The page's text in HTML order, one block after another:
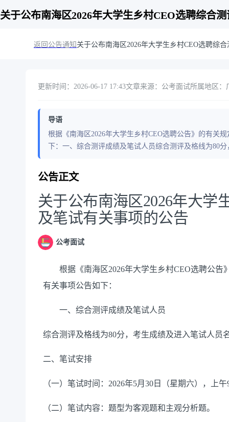
关于公布南海区2026年大学生乡村CEO选聘综合
返回公告通知 关于公布南海区2026年大学生乡村CEO选聘综
更新时间：2026-06-17 17:43文章来源：公考面试所属地区：
导语
根据《南海区2026年大学生乡村CEO选聘公告》的有关
下：一、综合测评成绩及笔试人员综合测评及格线为80
公告正文
关于公布南海区2026年大学
及笔试有关事项的公告
公考面试
根据《南海区2026年大学生乡村CEO选聘公告
有关事项公告如下：
一、 综合测评成绩及笔试人员
综合测评及格线为80分，考生成绩及进入笔试人员
二、 笔试安排
（一）笔试时间： 2026年5月 30 日（星期六），上午
（二）笔试内容： 题型为客观题和主观分析题。